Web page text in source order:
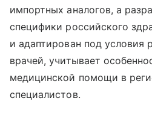
импортных аналогов, а
специфики российского
и адаптирован под условия
врачей, учитывает
медицинской помощи в
специалистов.